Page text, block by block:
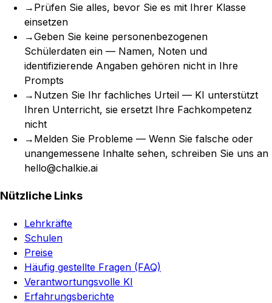
→ Prüfen Sie alles, bevor Sie es mit Ihrer Klasse
einsetzen
→Geben Sie keine personenbezogenen
Schülerdaten ein — Namen, Noten und
identifizierende Angaben gehören nicht in Ihre
Prompts
→ Nutzen Sie Ihr fachliches Urteil — KI unterstützt
Ihren Unterricht, sie ersetzt Ihre Fachkompetenz
nicht
→ Melden Sie Probleme — Wenn Sie falsche oder
unangemessene Inhalte sehen, schreiben Sie uns an
hello@chalkie.ai
Nützliche Links
Lehrkräfte
Schulen
Preise
Häufig gestellte Fragen (FAQ)
Verantwortungsvolle KI
Erfahrungsberichte